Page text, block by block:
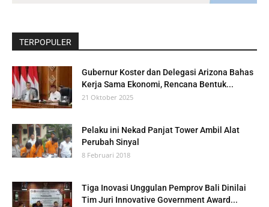
TERPOPULER
Gubernur Koster dan Delegasi Arizona Bahas
Kerja Sama Ekonomi, Rencana Bentuk...
21 Oktober 2025
Pelaku ini Nekad Panjat Tower Ambil Alat
Perubah Sinyal
8 Februari 2018
Tiga Inovasi Unggulan Pemprov Bali Dinilai
Tim Juri Innovative Government Award...